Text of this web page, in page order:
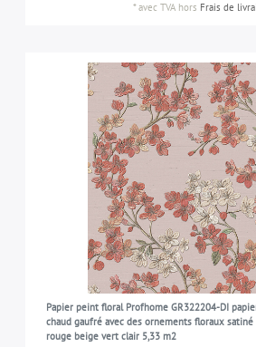
*avec TVAhors Frais de
Papier peint floral Profhome GR322204-DI
chaud gaufré avec des ornements floraux
rouge beige vert clair 5,33 m2